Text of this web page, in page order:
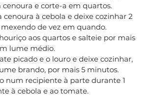
cenoura e corte-a em quartos.
cenoura à cebola e deixe cozinhar 2
de vez em quando.
aos quartos e salteie por mais
lume médio.
picado e o louro e deixe cozinhar,
brando, por mais 5 minutos.
num recipiente à parte durante 1
à cebola e ao tomate.